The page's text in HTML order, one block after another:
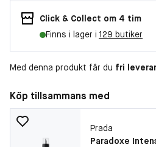
Click & Collect om 4 tim
Finns i lager i 129 butiker
Med denna produkt får du fri
Köp tillsammans med
Prada
Paradoxe